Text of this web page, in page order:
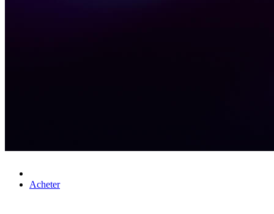
Acheter